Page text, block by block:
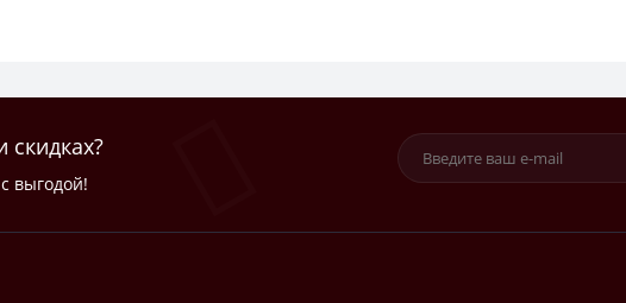
скидках?
выгодой!